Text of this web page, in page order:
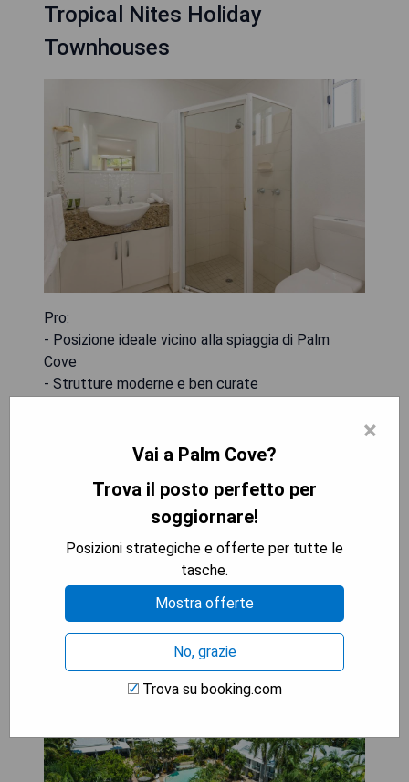
Tropical Nites Holiday
Townhouses
Pro:
- Posizione ideale vicino alla spiaggia di Palm
Cove
- Strutture moderne e ben curate
- Alcuni ospiti potrebbero trovare i prezzi
leggermente elevati rispetto ad altre opzioni
- Connessione Wi-Fi potrebbe essere migliorata
MOSTRA I PREZZI
Oaks Port Douglas Resort
×
Vai a Palm Cove?
Trova il posto perfetto per
soggiornare!
Posizioni strategiche e offerte per tutte le
tasche.
Mostra offerte
No, grazie
Trova su booking.com